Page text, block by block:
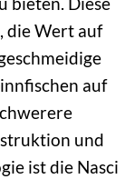
die Wert auf
auf
und
ist die Nasci